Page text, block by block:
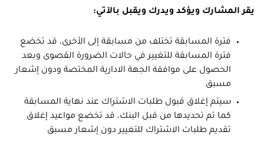
يقر المشارك ويؤكد ويدرك ويقبل بالآتي:
فترة المسابقة تختلف من مسابقة إلى الأخرى، قد تخضع
فترة المسابقة للتغيير في حالات الضرورة القصوى وبعد
الحصول على موافقة الجهة الادارية المختصة ودون إشعار
مسبق
سيتم إغلاق قبول طلبات الاشتراك عند نهاية المسابقة
كما تم تحديدها من قبل البنك، قد تخضع مواعيد إغلاق
تقديم طلبات الاشتراك للتغيير دون إشعار مسبق